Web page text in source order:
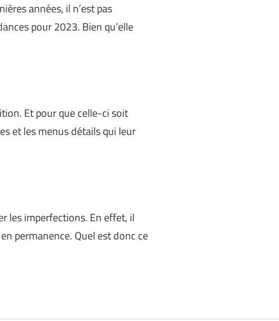
années, il n’est pas
pour 2023. Bien qu’elle
Et pour que celle-ci soit
et les menus détails qui leur
les imperfections. En effet, il
permanence. Quel est donc ce